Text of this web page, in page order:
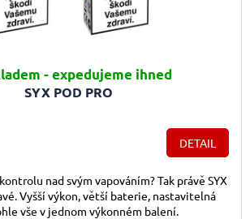
SYX POD PRO
- expedujeme ihned
DETAIL
nad svým vapováním? Tak právě SYX
Vyšší výkon, větší baterie, nastavitelná
vše v jednom výkonném balení.